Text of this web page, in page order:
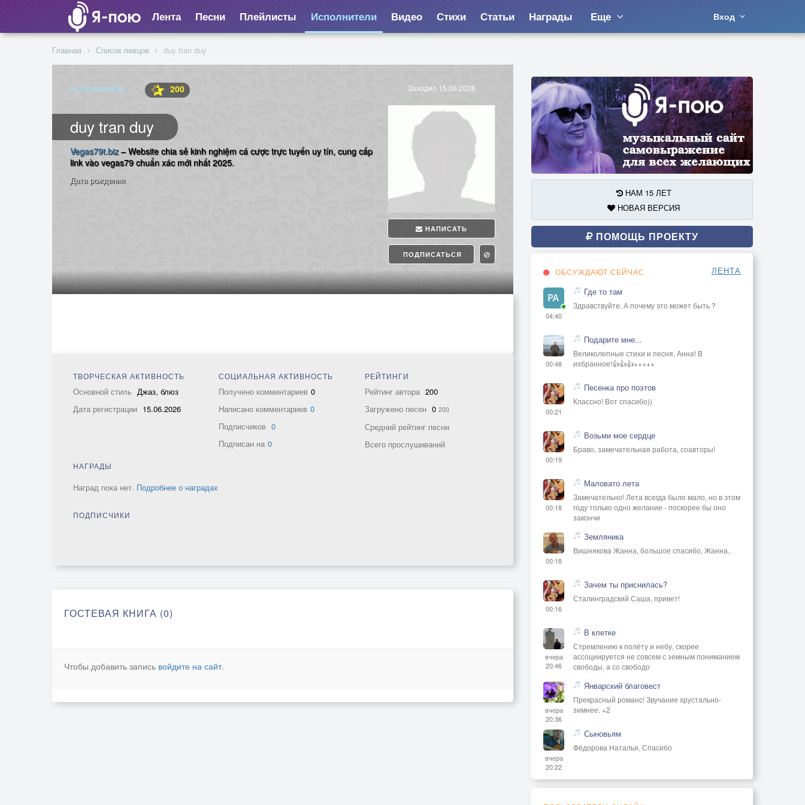
Лента Песни Плейлисты Исполнители Видео Стихи Статьи Награды Еще Вход
Главная Список певцов duy tran duy
ИСПОЛНИТЕЛЬ 200
duy tran duy
Заходил 15.06.2026
НАПИСАТЬ
ПОДПИСАТЬСЯ
Vegas79t.biz– Website chia sẻ kinh nghiệm cá cược trực tuyến uy tín, cung cấp
link vào vegas79 chuẩn xác mới nhất 2025.
Дата рождения
ТВОРЧЕСКАЯ АКТИВНОСТЬ
Основной стиль Джаз, блюз
Дата регистрации 15.06.2026
СОЦИАЛЬНАЯ АКТИВНОСТЬ
Получено комментариев 0
Написано комментариев 0
Подписчиков 0
Подписан на 0
РЕЙТИНГИ
Рейтинг автора 200
Загружено песен 0 200
Средний рейтинг песни
Всего прослушиваний
НАГРАДЫ
Наград пока нет. Подробнее о наградах
ПОДПИСЧИКИ
ГОСТЕВАЯ КНИГА (0)
Чтобы добавить запись войдите на сайт.
НАМ 15 ЛЕТ
НОВАЯ ВЕРСИЯ
ПОМОЩЬ ПРОЕКТУ
ОБСУЖДАЮТ СЕЙЧАС ЛЕНТА
04:40
Где то там
Здравствуйте. А почему это может быть ?
00:48
Подарите мне...
Великолепные стихи и песня, Анна! В
избранное!👍👍👍+++++
00:21
Песенка про поэтов
Классно! Вот спасибо))
00:19
Возьми мое сердце
Браво, замечательная работа, соавторы!
00:18
Маловато лета
Замечательно! Лета всегда было мало, но в этом
году только одно желание - поскорее бы оно
закончи
00:18
Земляника
Вишнякова Жанна, большое спасибо, Жанна..
00:16
Зачем ты приснилась?
Сталинградский Саша, привет!
вчера
20:46
В клетке
Стремлению к полёту и небу, скорее
ассоциируется не совсем с земным пониманием
свободы, а со свободо
вчера
20:36
Январский благовест
Прекрасный романс! Звучание хрустально-
зимнее. +2
вчера
20:22
Сыновьям
Фёдорова Наталья, Спасибо